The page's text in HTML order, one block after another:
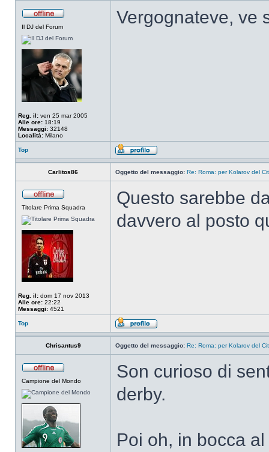
Il DJ del Forum
Reg. il: ven 25 mar 2005
Alle ore: 18:19
Messaggi: 32148
Località: Milano
Vergognateve, ve
Top
Carlitos86 Oggetto del messaggio: Re: Roma: per Kolarov del
Titolare Prima Squadra
Reg. il: dom 17 nov 2013
Alle ore: 22:22
Messaggi: 4521
Questo sarebbe
davvero al posto
Top
Chrisantus9 Oggetto del messaggio: Re: Roma: per Kolarov del
Campione del Mondo
Son curioso di
derby.
Poi oh, in bocca